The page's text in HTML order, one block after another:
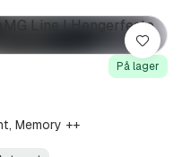
På lager
Memory ++
Lagre